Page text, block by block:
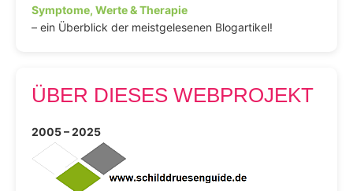
Symptome, Werte & Therapie
– ein Überblick der meistgelesenen Blogartikel!
ÜBER DIESES WEBPROJEKT
2005 – 2025